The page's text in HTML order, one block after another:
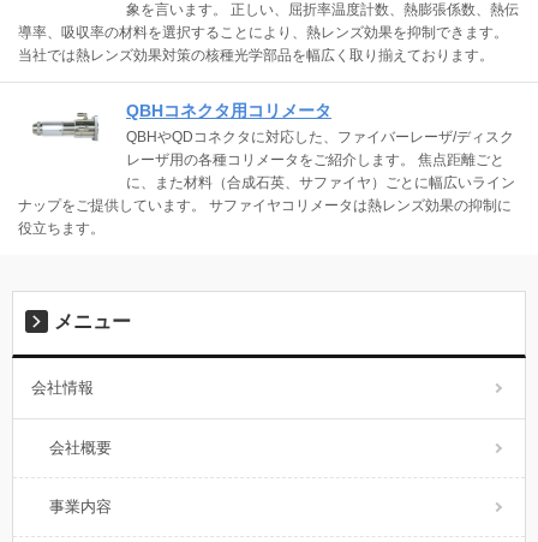
象を言います。 正しい、屈折率温度計数、熱膨張係数、熱伝
導率、吸収率の材料を選択することにより、熱レンズ効果を抑制できます。
当社では熱レンズ効果対策の核種光学部品を幅広く取り揃えております。
QBHコネクタ用コリメータ
QBHやQDコネクタに対応した、ファイバーレーザ/ディスク
レーザ用の各種コリメータをご紹介します。 焦点距離ごと
に、また材料（合成石英、サファイヤ）ごとに幅広いライン
ナップをご提供しています。 サファイヤコリメータは熱レンズ効果の抑制に
役立ちます。
メニュー
会社情報
会社概要
事業内容